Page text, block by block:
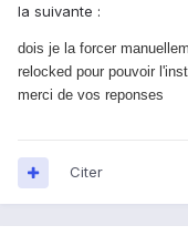
la suivante :
dois je la forcer
relocked pour pouvoir
merci de vos reponses
Citer